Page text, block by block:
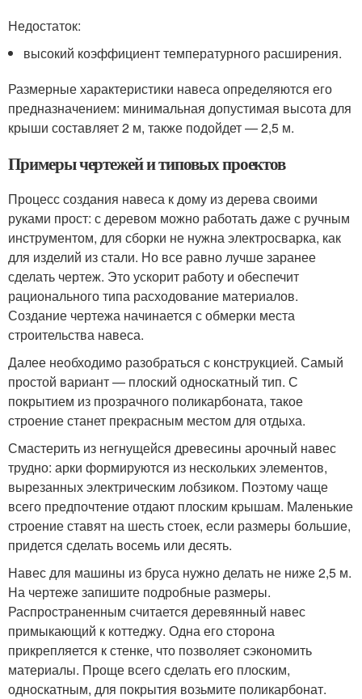
Недостаток:
высокий коэффициент температурного расширения.
Размерные характеристики навеса определяются его
предназначением: минимальная допустимая высота для
крыши составляет 2 м, также подойдет — 2,5 м.
Примеры чертежей и типовых проектов
Процесс создания навеса к дому из дерева своими
руками прост: с деревом можно работать даже с ручным
инструментом, для сборки не нужна электросварка, как
для изделий из стали. Но все равно лучше заранее
сделать чертеж. Это ускорит работу и обеспечит
рационального типа расходование материалов.
Создание чертежа начинается с обмерки места
строительства навеса.
Далее необходимо разобраться с конструкцией. Самый
простой вариант — плоский односкатный тип. С
покрытием из прозрачного поликарбоната, такое
строение станет прекрасным местом для отдыха.
Смастерить из негнущейся древесины арочный навес
трудно: арки формируются из нескольких элементов,
вырезанных электрическим лобзиком. Поэтому чаще
всего предпочтение отдают плоским крышам. Маленькие
строение ставят на шесть стоек, если размеры большие,
придется сделать восемь или десять.
Навес для машины из бруса нужно делать не ниже 2,5 м.
На чертеже запишите подробные размеры.
Распространенным считается деревянный навес
примыкающий к коттеджу. Одна его сторона
прикрепляется к стенке, что позволяет сэкономить
материалы. Проще всего сделать его плоским,
односкатным, для покрытия возьмите поликарбонат.